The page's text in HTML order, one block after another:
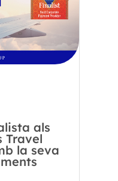
als
Travel
la seva